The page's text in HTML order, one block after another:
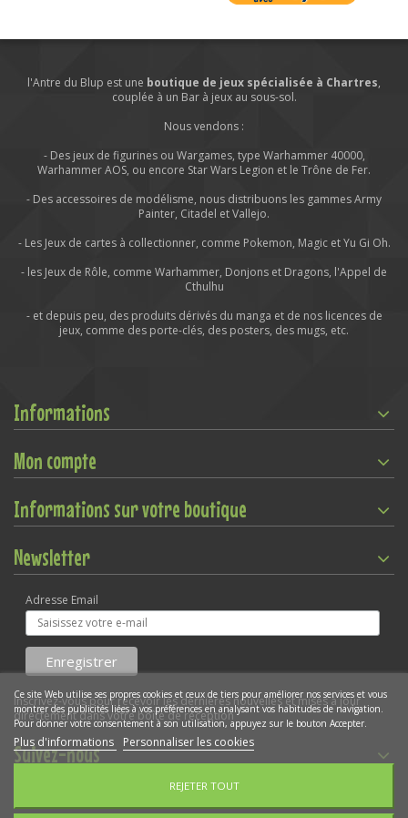
l'Antre du Blup est une boutique de jeux spécialisée à Chartres,
couplée à un Bar à jeux au sous-sol.
Nous vendons :
- Des jeux de figurines ou Wargames, type Warhammer 40000,
Warhammer AOS, ou encore Star Wars Legion et le Trône de Fer.
- Des accessoires de modélisme, nous distribuons les gammes Army
Painter, Citadel et Vallejo.
- Les Jeux de cartes à collectionner, comme Pokemon, Magic et Yu Gi Oh.
- les Jeux de Rôle, comme Warhammer, Donjons et Dragons, l'Appel de
Cthulhu
- et depuis peu, des produits dérivés du manga et de nos licences de
jeux, comme des porte-clés, des posters, des mugs, etc.
Informations
Mon compte
Informations sur votre boutique
Newsletter
Adresse Email
Inscrivez-vous pour recevoir les dernières nouvelles et mises à jour
directement dans votre boîte de réception
Suivez-nous
Gestion des cookies
Ce site Web utilise ses propres cookies et ceux de tiers pour améliorer nos services et vous
montrer des publicités liées à vos préférences en analysant vos habitudes de navigation.
Pour donner votre consentement à son utilisation, appuyez sur le bouton Accepter.
Plus d'informations Personnaliser les cookies
REJETER TOUT